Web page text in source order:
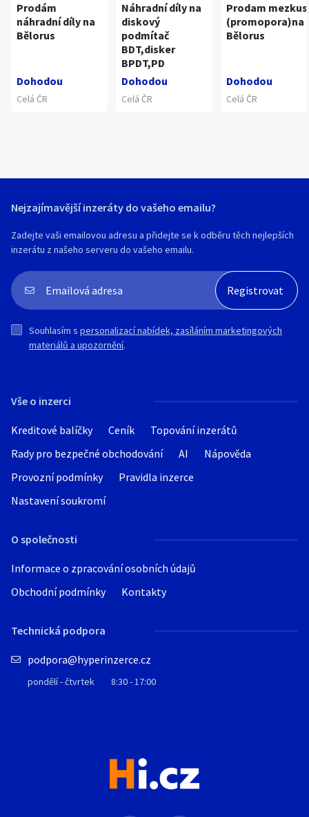
Prodám
náhradní díly na
Bělorus
Dohodou
Celá ČR
Náhradní díly na
diskový
podmítač
BDT,disker
BPDT,PD
Dohodou
Celá ČR
Prodam mezkus
(promopora)na
Bělorus
Dohodou
Celá ČR
Vše o inzerci
Kreditové balíčky Ceník
Topování inzerátů
Rady pro bezpečné obchodování
AI
Nápověda
Provozní podmínky
Pravidla inzerce
Nastavení soukromí
O společnosti
Informace o zpracování osobních údajů
Obchodní podmínky
Kontakty
Technická podpora
podpora@hyperinzerce.cz
pondělí - čtvrtek 8:30 - 17:00
Nejzajímavější inzeráty do vašeho emailu?
Zadejte vaši emailovou adresu a přidejte se k odběru těch nejlepších
inzerátu z našeho serveru do vašeho emailu.
Souhlasím s personalizací nabídek, zasíláním marketingových
materiálů a upozornění.